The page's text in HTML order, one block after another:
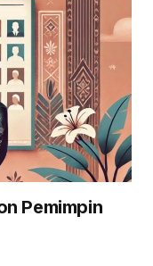
Pemimpin